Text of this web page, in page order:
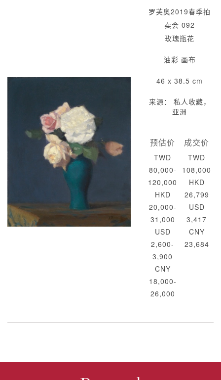
罗芙奥2019春季拍
卖会 092
玫瑰瓶花
油彩 画布
46 x 38.5 cm
来源： 私人收藏，
亚洲
预估价
TWD
80,000-
120,000
HKD
20,000-
31,000
USD
2,600-
3,900
CNY
18,000-
26,000
成交价
TWD
108,000
HKD
26,799
USD
3,417
CNY
23,684